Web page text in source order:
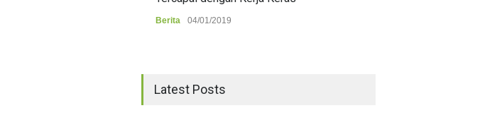
Berita 04/01/2019
Latest Posts